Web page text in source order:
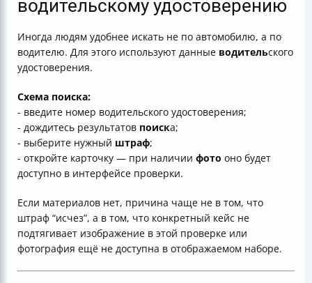
водительскому удостоверению
Иногда людям удобнее искать не по автомобилю, а по
водителю. Для этого используют данные водительского
удостоверения.
Схема поиска:
- введите номер водительского удостоверения;
- дождитесь результатов поиска;
- выберите нужный штраф;
- откройте карточку — при наличии фото оно будет
доступно в интерфейсе проверки.
Если материалов нет, причина чаще не в том, что
штраф “исчез”, а в том, что конкретный кейс не
подтягивает изображение в этой проверке или
фотография ещё не доступна в отображаемом наборе.